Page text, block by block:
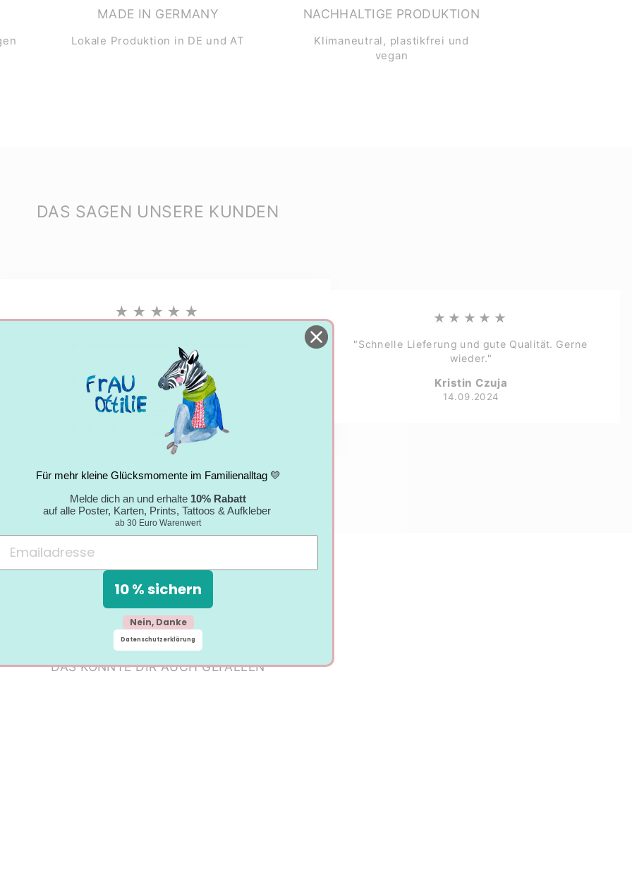
MADE IN GERMANY
Lokale Produktion in DE und AT
NACHHALTIGE PRODUKTION
Klimaneutral, plastikfrei und
vegan
DAS SAGEN UNSERE KUNDEN
★★★★★
nettes Paket mit tollem Umschlag; jederzeit
wieder."
Nicole
05.09.2024
★★★★★
"Schnelle Lieferung und gute Qualität. Gerne
wieder."
Kristin Czuja
14.09.2024
Siehe dir alle Bewertungen an.
DAS KÖNNTE DIR AUCH GEFALLEN
Für mehr kleine Glücksmomente im Familienalltag 💛
Melde dich an und erhalte 10% Rabatt
auf alle Poster, Karten, Prints, Tattoos & Aufkleber
ab 30 Euro Warenwert
10 % sichern
Nein, Danke
Datenschutzerklärung